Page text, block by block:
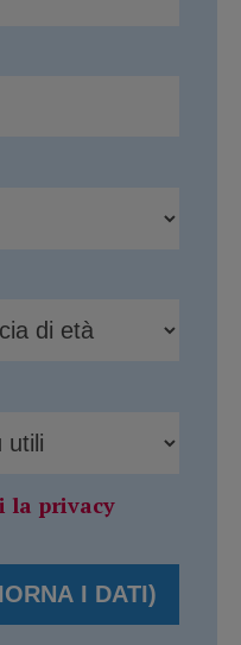
la privacy